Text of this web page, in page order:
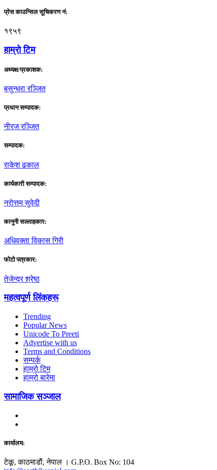
प्रेस काउन्सिल सूचिकरण नं:
१९५९
हाम्राे टिम
अध्यक्ष/प्रकाशक:
बसुन्धरा रञ्जित
प्रधान सम्पादक:
नीरज रञ्जित
सम्पादक:
राकेश ढकाल
कार्यकारी सम्पादक:
नराेत्तम सुवेदी
कानुनी सल्लाहकार:
अधिवक्ता विकास गिरी
फाेटाे पत्रकार:
तेजेन्द्र श्रेष्ठ
महत्वपूर्ण लिंकहरू
Trending
Popular News
Unicode To Preeti
Advertise with us
Terms and Conditions
सम्पर्क
हाम्रो टिम
हाम्रो बारेमा
सामाजिक सञ्जाल
कार्यालय:
टेकू, काठमाडाैं, नेपाल । G.P.O. Box No: 104